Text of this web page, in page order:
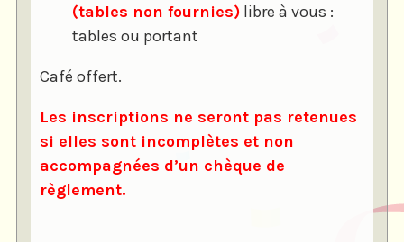
(tables non fournies) libre à vous :
tables ou portant
Café offert.
Les inscriptions ne seront pas retenues
si elles sont incomplètes et non
accompagnées d’un chèque de
règlement.